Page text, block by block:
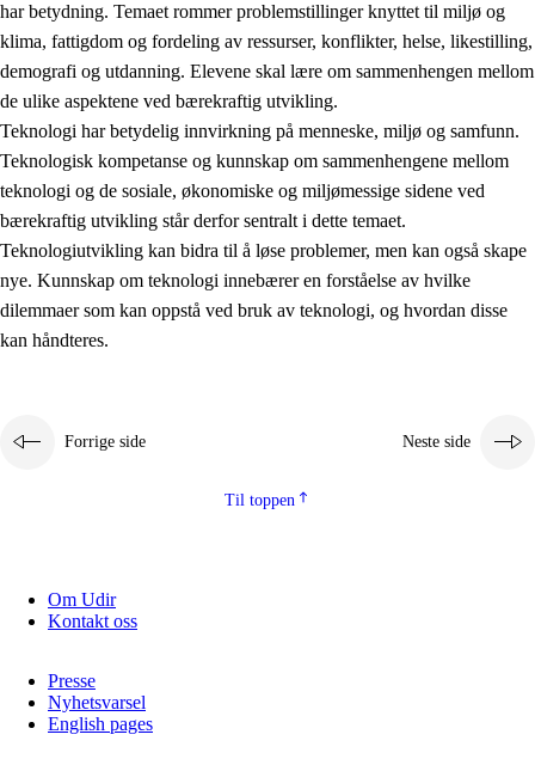
2.3 Grunnleggende ferdigheter
2.4 Å lære å lære
Tverrfaglige temaer
2.5 Tverrfaglige temaer
2.5.1 Folkehelse og livsmestring
2.5.2 Demokrati og medborgerskap
2.5.3 Bærekraftig utvikling
har betydning. Temaet rommer problemstillinger knyttet til miljø og
klima, fattigdom og fordeling av ressurser, konflikter, helse, likestilling,
demografi og utdanning. Elevene skal lære om sammenhengen mellom
de ulike aspektene ved bærekraftig utvikling.
Teknologi har betydelig innvirkning på menneske, miljø og samfunn.
Teknologisk kompetanse og kunnskap om sammenhengene mellom
teknologi og de sosiale, økonomiske og miljømessige sidene ved
bærekraftig utvikling står derfor sentralt i dette temaet.
Teknologiutvikling kan bidra til å løse problemer, men kan også skape
nye. Kunnskap om teknologi innebærer en forståelse av hvilke
dilemmaer som kan oppstå ved bruk av teknologi, og hvordan disse
kan håndteres.
Forrige side Neste side
Til toppen
Om Udir
Kontakt oss
Presse
Nyhetsvarsel
English pages